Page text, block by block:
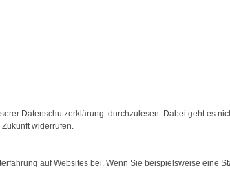
Datenschutzerklärung durchzulesen. Dabei geht es
widerrufen.
auf Websites bei. Wenn Sie beispielsweise eine